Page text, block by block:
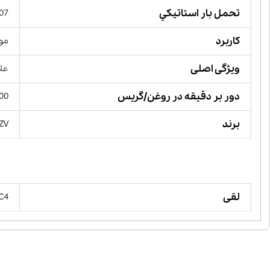
تحمل بار استاتيكي 407
کاربرد
ویژگی اصلی
دور بر دقیقه در روغن/گریس
برند
لقی